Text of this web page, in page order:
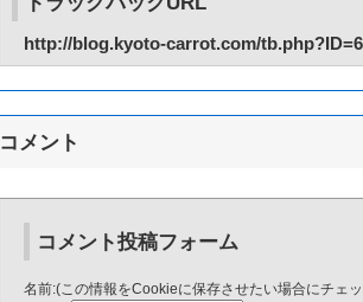
http://blog.kyoto-carrot.com/
コメント
コメント投稿フォーム
名前:(この情報をCookieに保存させたい場合にチェ